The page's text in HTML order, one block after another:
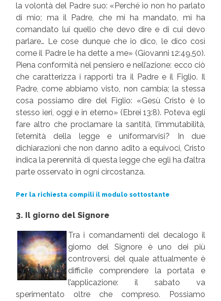
la volontà del Padre suo: «Perché io non ho parlato
di mio; ma il Padre, che mi ha mandato, mi ha
comandato lui quello che devo dire e di cui devo
parlare… Le cose dunque che io dico, le dico così
come il Padre le ha dette a me» (Giovanni 12:49,50).
Piena conformità nel pensiero e nell’azione: ecco ciò
che caratterizza i rapporti tra il Padre e il Figlio. Il
Padre, come abbiamo visto, non cambia; la stessa
cosa possiamo dire del Figlio: «Gesù Cristo è lo
stesso ieri, oggi e in eterno» (Ebrei 13:8). Poteva egli
fare altro che proclamare la santità, l’immutabilità,
l’eternità della legge e uniformarvisi? In due
dichiarazioni che non danno adito a equivoci, Cristo
indica la perennità di questa legge che egli ha d’altra
parte osservato in ogni circostanza.
Per la richiesta compili il modulo sottostante
3. Il giorno del Signore
Tra i comandamenti del decalogo il
giorno del Signore è uno dei più
controversi, del quale attualmente è
difficile comprendere la portata e
l’applicazione: il sabato va
sperimentato oltre che compreso. Possiamo